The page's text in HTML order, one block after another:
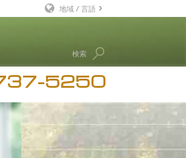
バード
検索
地域 / 言語
ドイツ語
スペイン語（ラテン）
フランス語
5250